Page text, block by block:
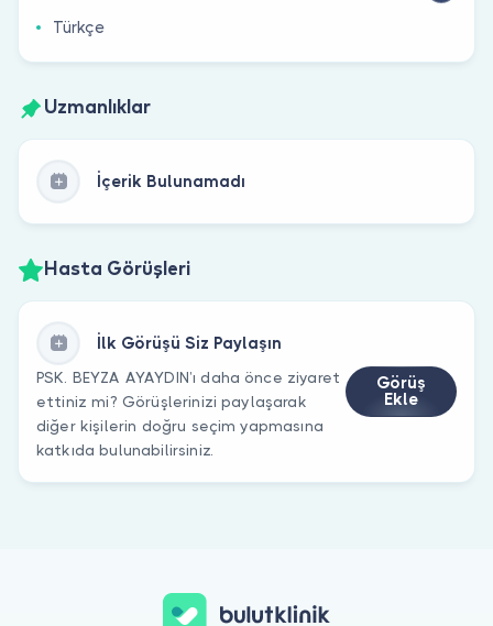
Türkçe
Uzmanlıklar
İçerik Bulunamadı
Hasta Görüşleri
İlk Görüşü Siz Paylaşın
PSK. BEYZA AYAYDIN’ı daha önce ziyaret
ettiniz mi? Görüşlerinizi paylaşarak
diğer kişilerin doğru seçim yapmasına
katkıda bulunabilirsiniz.
Görüş
Ekle